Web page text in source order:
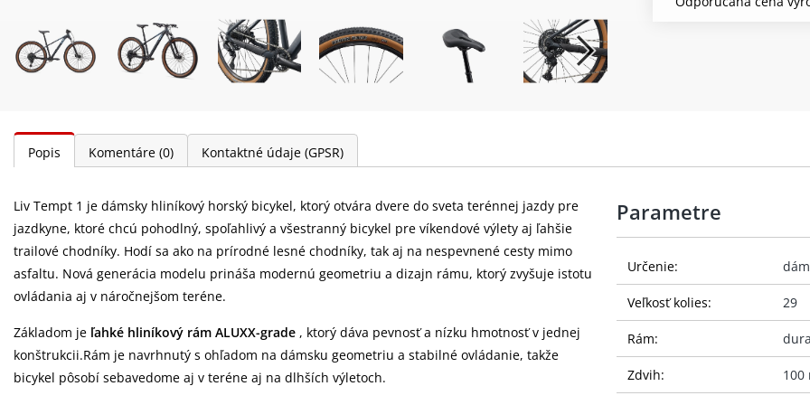
Popis Komentáre (0) Kontaktné údaje (GPSR)
Liv Tempt 1 je dámsky hliníkový horský bicykel, ktorý otvára dvere do sveta terénnej jazdy pre
jazdkyne, ktoré chcú pohodlný, spoľahlivý a všestranný bicykel pre víkendové výlety aj ľahšie
trailové chodníky. Hodí sa ako na prírodné lesné chodníky, tak aj na nespevnené cesty mimo
asfaltu. Nová generácia modelu prináša modernú geometriu a dizajn rámu, ktorý zvyšuje istotu
ovládania aj v náročnejšom teréne.
Základom je ľahké hliníkový rám ALUXX-grade , ktorý dáva pevnosť a nízku hmotnosť v jednej
konštrukcii.Rám je navrhnutý s ohľadom na dámsku geometriu a stabilné ovládanie, takže
bicykel pôsobí sebavedome aj v teréne aj na dlhších výletoch.
Parametre
Určenie:
Veľkosť kolies: 29
Rám:
Zdvih: 100